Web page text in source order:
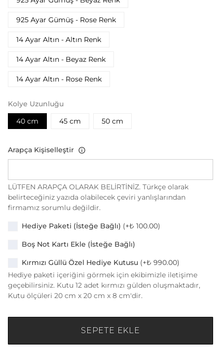
925 Ayar Gümüş - Rose Renk
14 Ayar Altın - Altın Renk
14 Ayar Altın - Beyaz Renk
14 Ayar Altın - Rose Renk
Kolye Uzunluğu
40 cm
45 cm 50 cm
Arapça Kişiselleştir
LÜTFEN ARAPÇA OLARAK BELİRTİNİZ. Türkçe olarak
belirteceğiniz yazıda olabilecek çeviri yanlışlarından
firmamız sorumlu değildir.
Hediye Paketi (İsteğe Bağlı) (+₺ 100.00)
Boş Not Kartı Ekle (İsteğe Bağlı)
Kırmızı Güllü Özel Hediye Kutusu (+₺ 990.00)
Hediye paketi içeriğini görmek için ekibimizle iletişime
geçebilirsiniz. Kutu 12 adet kırmızı gülden oluşmaktadır,
Kutu ölçüleri 20 cm x 20 cm x 8 cm'dir.
SEPETE EKLE